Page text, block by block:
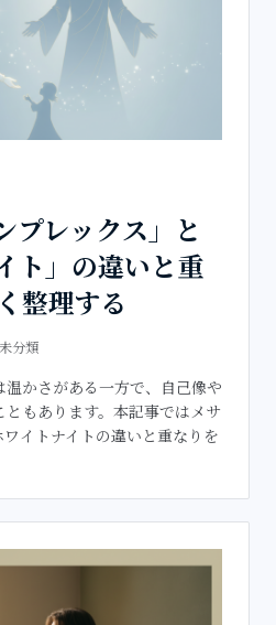
プレックス」と
ト」の違いと重
整理する
分類
温かさがある一方で、自己像や
もあります。本記事ではメサ
イトナイトの違いと重なりを